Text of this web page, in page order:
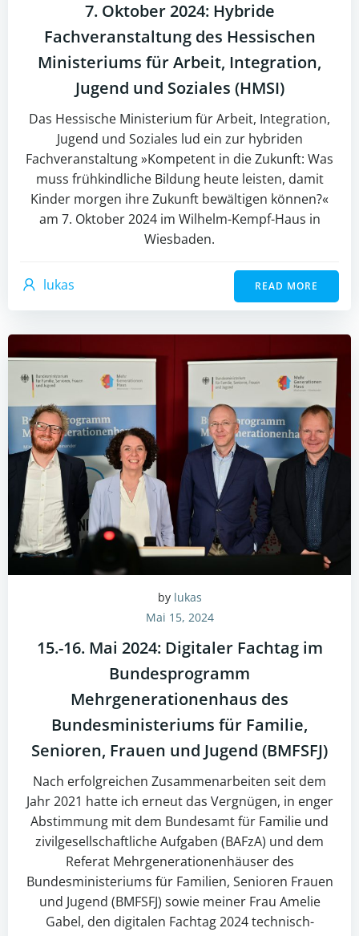
7. Oktober 2024: Hybride
Fachveranstaltung des Hessischen
Ministeriums für Arbeit, Integration,
Jugend und Soziales (HMSI)
Das Hessische Ministerium für Arbeit, Integration,
Jugend und Soziales lud ein zur hybriden
Fachveranstaltung »Kompetent in die Zukunft: Was
muss frühkindliche Bildung heute leisten, damit
Kinder morgen ihre Zukunft bewältigen können?«
am 7. Oktober 2024 im Wilhelm-Kempf-Haus in
Wiesbaden.
lukas READ MORE
by lukas
Mai 15, 2024
15.-16. Mai 2024: Digitaler Fachtag im
Bundesprogramm
Mehrgenerationenhaus des
Bundesministeriums für Familie,
Senioren, Frauen und Jugend (BMFSFJ)
Nach erfolgreichen Zusammenarbeiten seit dem
Jahr 2021 hatte ich erneut das Vergnügen, in enger
Abstimmung mit dem Bundesamt für Familie und
zivilgesellschaftliche Aufgaben (BAFzA) und dem
Referat Mehrgenerationenhäuser des
Bundesministeriums für Familien, Senioren Frauen
und Jugend (BMFSFJ) sowie meiner Frau Amelie
Gabel, den digitalen Fachtag 2024 technisch-